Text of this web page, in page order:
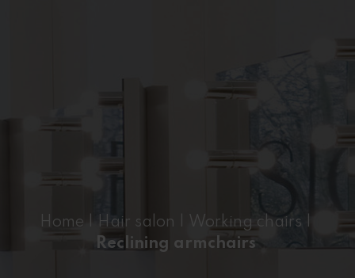
Home Hair salon Working chairs
Reclining armchairs